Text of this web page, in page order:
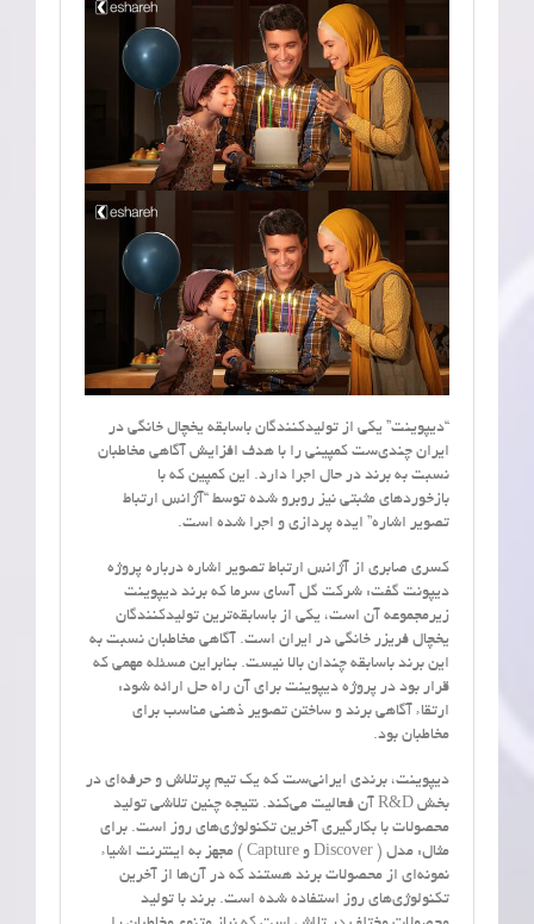
“دیپوینت” یکی از تولیدکنندگان باسابقه یخچال خانگی در
ایران چندی‌ست کمپینی را با هدف افزایش آگاهی مخاطبان
نسبت به برند در حال اجرا دارد. این کمپین که با
بازخوردهای مثبتی نیز روبرو شده توسط “آژانس ارتباط
تصویر اشاره” ایده پردازی و اجرا شده است.
کسری صابری از آژانس ارتباط تصویر اشاره درباره پروژه
دیپونت گفت: شرکت گل آسای سرما که برند دیپوینت
زیرمجموعه آن است، یکی از باسابقه‌ترین تولیدکنندگان
یخچال فریزر خانگی در ایران است. آگاهی مخاطبان نسبت به
این برند باسابقه چندان بالا نیست. بنابراین مسئله مهمی که
قرار بود در پروژه دیپوینت برای آن راه حل ارائه شود:
ارتقاء آگاهی برند و ساختن تصویر ذهنی مناسب برای
مخاطبان بود.
دیپوینت، برندی ایرانی‌ست که یک تیم پرتلاش و حرفه‌ای در
بخش R&D آن فعالیت می‌کند. نتیجه چنین تلاشی تولید
محصولات با بکارگیری آخرین تکنولوژی‌های روز است. برای
مثال: مدل ( Discover و Capture ) مجهز به اینترنت اشیاء
نمونه‌ای از محصولات برند هستند که در آن‌ها از آخرین
تکنولوژی‌های روز استفاده شده است. برند با تولید